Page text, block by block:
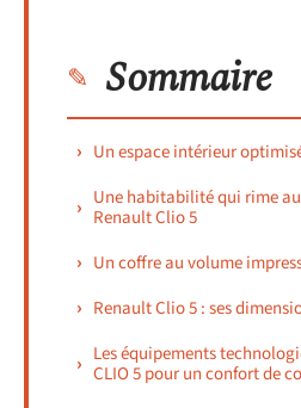
Sommaire
Un espace intérieur
Une habitabilité qui rime
Renault Clio 5
Un coffre au volume
Renault Clio 5 : ses
Les équipements
CLIO 5 pour un confort de